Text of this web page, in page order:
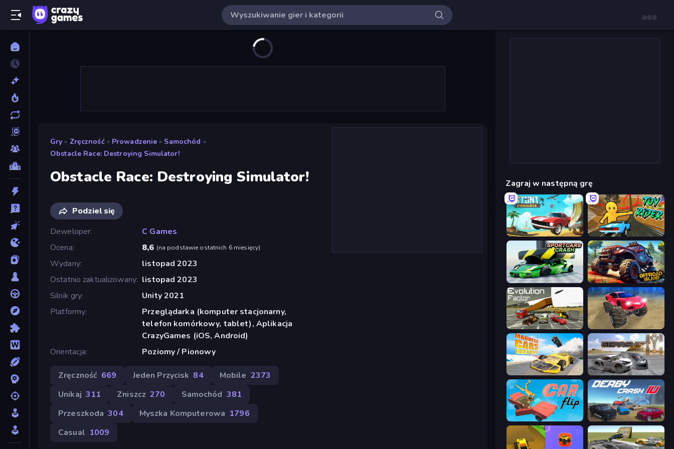
Gry » Zręczność » Prowadzenie » Samochód »
Obstacle Race: Destroying Simulator!
Obstacle Race: Destroying Simulator!
Podziel się
Deweloper
C Games
Ocena
8,6 (na podstawie ostatnich 6 miesięcy)
Wydany
listopad 2023
Ostatnio zaktualizowany listopad 2023
Silnik gry
Unity 2021
Platformy
Przeglądarka (komputer stacjonarny,
telefon komórkowy, tablet), Aplikacja
CrazyGames (iOS, Android)
Orientacja
Poziomy / Pionowy
Zręczność 669 Jeden Przycisk 84 Mobile 2373
Unikaj 311 Zniszcz 270 Samochód 381
Przeszkoda 304 Myszka Komputerowa 1796
Casual 1009
Zagraj w następną grę
Stunt Paradise Toy Rider
Sportcars Crash Offroad Island
Evolution Factor
Madness Cars Destroy Gearshift One
Car Flip! Derby Crash 4